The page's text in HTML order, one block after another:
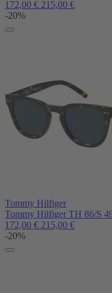
172,00 € 215,00 €
-20%
Tommy Hilfiger
Tommy Hilfiger TH 86/S
172,00 € 215,00 €
-20%